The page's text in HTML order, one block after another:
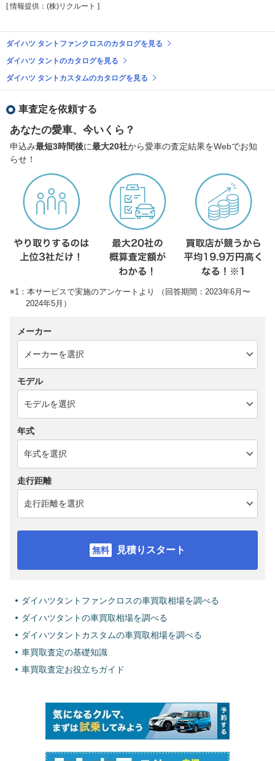
[ 情報提供：(株)リクルート ]
ダイハツ タントファンクロスのカタログを見る
ダイハツ タントのカタログを見る
ダイハツ タントカスタムのカタログを見る
車査定を依頼する
あなたの愛車、今いくら？
申込み最短3時間後に最大20社から愛車の査定結果をWebでお知
らせ！
※1：本サービスで実施のアンケートより （回答期間：2023年6月〜
2024年5月）
メーカー
モデル
年式
走行距離
見積りスタート
ダイハツタントファンクロスの車買取相場を調べる
ダイハツタントの車買取相場を調べる
ダイハツタントカスタムの車買取相場を調べる
車買取査定の基礎知識
車買取査定お役立ちガイド